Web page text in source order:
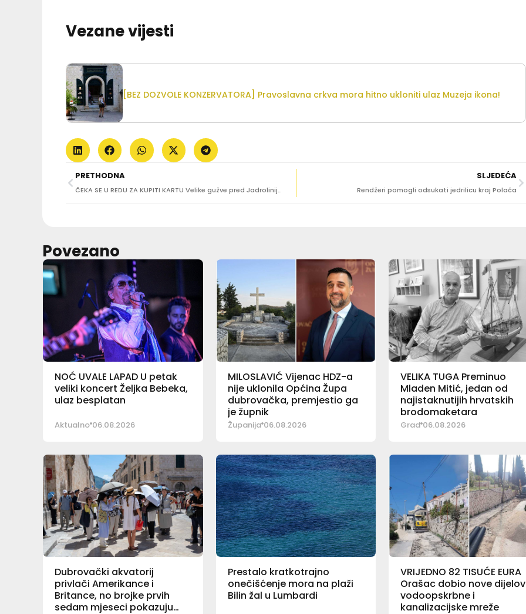
Vezane vijesti
[BEZ DOZVOLE KONZERVATORA] Pravoslavna crkva mora hitno ukloniti ulaz Muzeja ikona!
PRETHODNA
ČEKA SE U REDU ZA KUPITI KARTU Velike gužve pred Jadrolinijom
SLJEDEĆA
Rendžeri pomogli odsukati jedrilicu kraj Polača
Povezano
NOĆ UVALE LAPAD U petak
veliki koncert Željka Bebeka,
ulaz besplatan
Aktualno 06.08.2026
MILOSLAVIĆ Vijenac HDZ-a
nije uklonila Općina Župa
dubrovačka, premjestio ga
je župnik
Županija 06.08.2026
VELIKA TUGA Preminuo
Mladen Mitić, jedan od
najistaknutijih hrvatskih
brodomaketara
Grad 06.08.2026
Dubrovački akvatorij
privlači Amerikance i
Britance, no brojke prvih
sedam mjeseci pokazuju
Prestalo kratkotrajno
onečišćenje mora na plaži
Bilin žal u Lumbardi
VRIJEDNO 82 TISUĆE EURA
Orašac dobio nove
vodoopskrbne i
kanalizacijske mreže